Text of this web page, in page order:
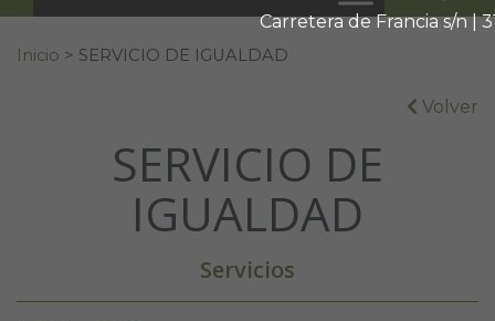
Carretera de Francia s/n |
Buscar:
Inicio > SERVICIO DE IGUALDAD
Volver
SERVICIO DE
IGUALDAD
Servicios